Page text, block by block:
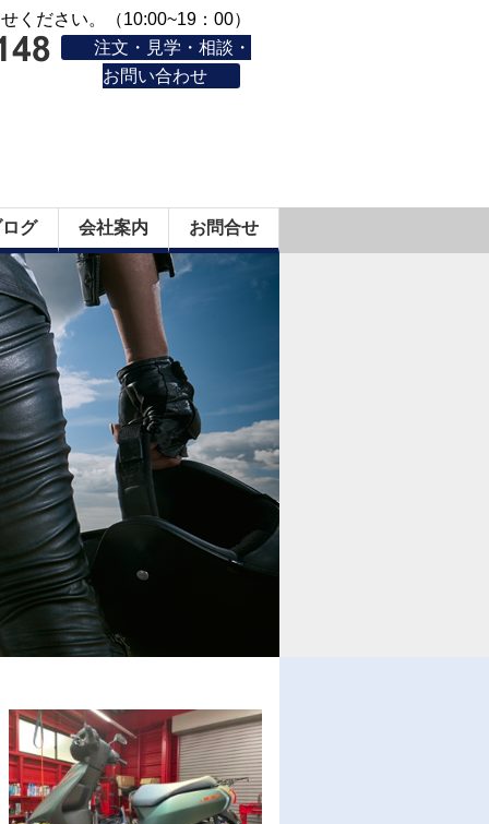
ください。（10:00~19：00）
注文・見学・相談・
お問い合わせ
グ 会社案内 お問合せ